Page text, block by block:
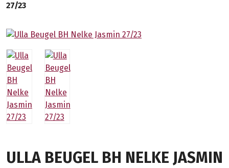
27/23
ULLA BEUGEL BH NELKE JASMIN